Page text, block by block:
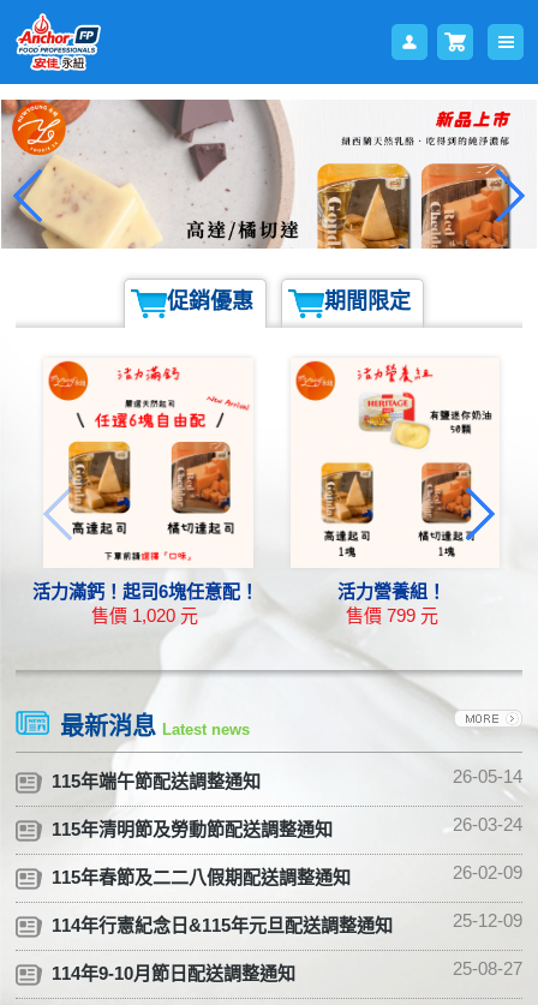
會員
登入
購物
促銷優惠 期間限定
活力滿鈣！起司6塊任意配！
高達起司塊 + 橘切達起司塊
售價 1,020 元
活力營養組！
永紐 8G有鹽迷你奶油 + 高達起司塊 + 橘切達起司塊
售價 799 元
最新消息 Latest news
115年端午節配送調整通知 26-05-14
115年清明節及勞動節配送調整通知 26-03-24
115年春節及二二八假期配送調整通知 26-02-09
114年行憲紀念日&115年元旦配送調整通知 25-12-09
114年9-10月節日配送調整通知 25-08-27